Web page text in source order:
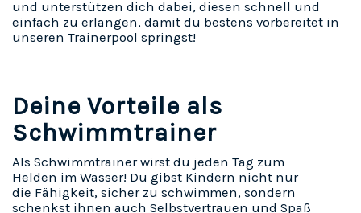
und unterstützen dich dabei, diesen schnell und
einfach zu erlangen, damit du bestens vorbereitet in
unseren Trainerpool springst!
Deine Vorteile als
Schwimmtrainer
Als Schwimmtrainer wirst du jeden Tag zum
Helden im Wasser! Du gibst Kindern nicht nur
die Fähigkeit, sicher zu schwimmen, sondern
schenkst ihnen auch Selbstvertrauen und Spaß